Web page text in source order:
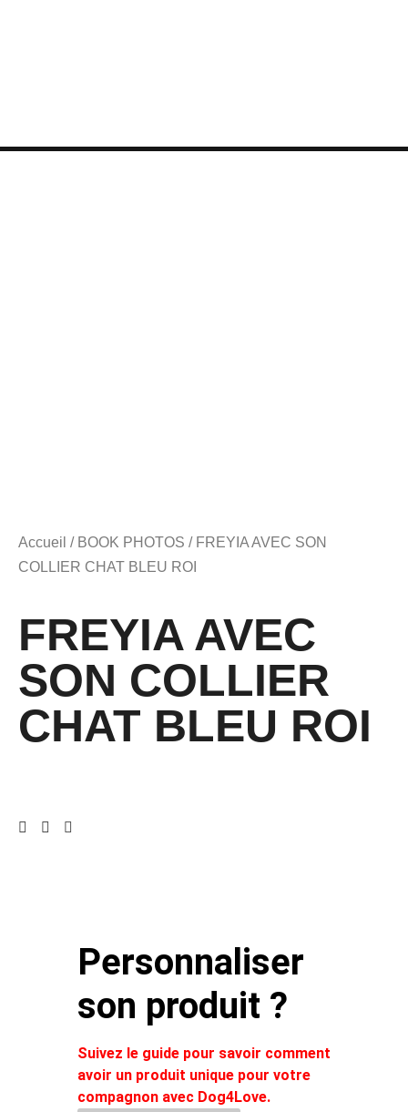
Accueil / BOOK PHOTOS / FREYIA AVEC SON
COLLIER CHAT BLEU ROI
FREYIA AVEC
SON COLLIER
CHAT BLEU ROI
Personnaliser
son produit ?
Suivez le guide pour savoir comment
avoir un produit unique pour votre
compagnon avec Dog4Love.